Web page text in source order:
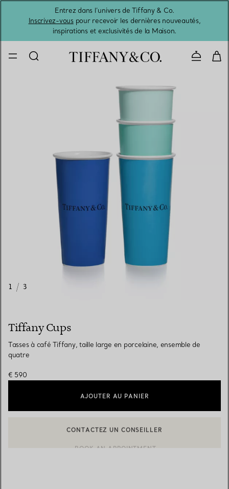
Entrez dans l’univers de Tiffany & Co.
Inscrivez-vouspour recevoir les dernières nouveautés,
inspirations et exclusivités de la Maison.
1 / 3
Tiffany Cups
Tasses à café Tiffany, taille large en porcelaine, ensemble de
quatre
€ 590
AJOUTER AU PANIER
CONTACTEZ UN CONSEILLER